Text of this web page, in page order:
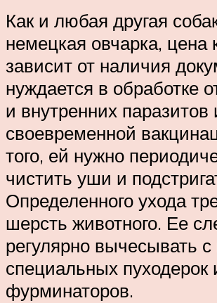
Как и любая другая
немецкая овчарка, цена
зависит от наличия
нуждается в обработке
и внутренних паразитов
своевременной
того, ей нужно
чистить уши и
Определенного ухода
шерсть животного. Ее
регулярно вычесывать
специальных пуходерок
фурминаторов.